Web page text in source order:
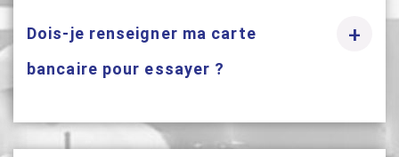
Dois-je renseigner ma carte
bancaire pour essayer ?
+